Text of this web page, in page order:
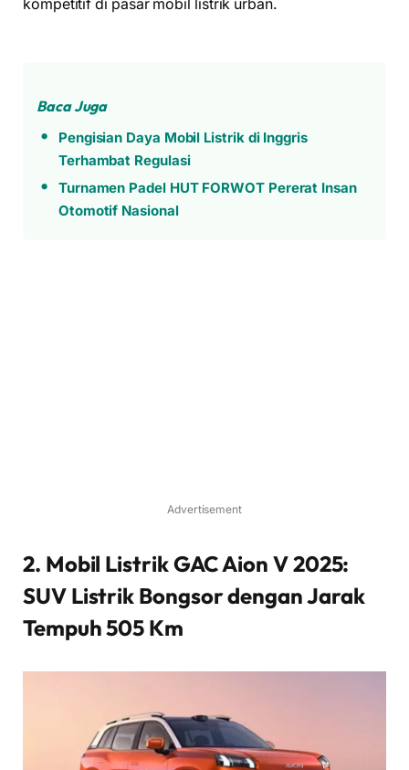
kompetitif di pasar mobil listrik urban.
Baca Juga
Pengisian Daya Mobil Listrik di Inggris
Terhambat Regulasi
Turnamen Padel HUT FORWOT Pererat Insan
Otomotif Nasional
Advertisement
2. Mobil Listrik GAC Aion V 2025:
SUV Listrik Bongsor dengan Jarak
Tempuh 505 Km